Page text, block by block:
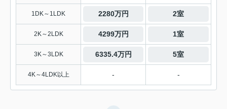
1DK～1LDK 2280万円 2室
2K～2LDK 4299万円 1室
3K～3LDK 6335.4万円 5室
4K～4LDK以上 - -